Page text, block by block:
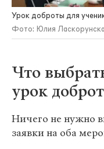
Урок доброты для
Фото: Юлия
Что
урок
Ничего не нужно
заявки на оба